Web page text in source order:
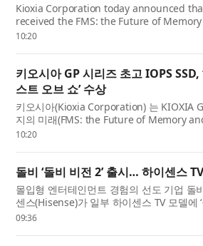
Kioxia Corporation today announced
received the FMS: the Future of
Storage’ category. The Best of Show
10:20
키오시아 GP 시리즈 초고 IOPS
스트 오브 쇼’ 수상
키오시아(Kioxia Corporation) 는 KIOXIA
지의 미래(FMS: the Future of Memory
문에서 ‘베스트 오브 쇼(Best of Show)’ 상
10:20
돌비 ‘돌비 비전 2’ 출시… 하이센스
몰입형 엔터테인먼트 경험의 선도 기업
센스(Hisense)가 일부 하이센스 TV 모델에
데이트를 통해 더 많은 모델에 확대 적용
09:36